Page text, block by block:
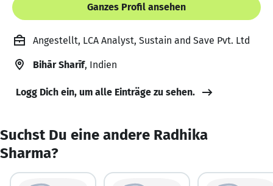
Ganzes Profil ansehen
Angestellt, LCA Analyst, Sustain and Save Pvt. Ltd
Bihār Sharīf, Indien
Logg Dich ein, um alle Einträge zu sehen.
Suchst Du eine andere Radhika
Sharma?